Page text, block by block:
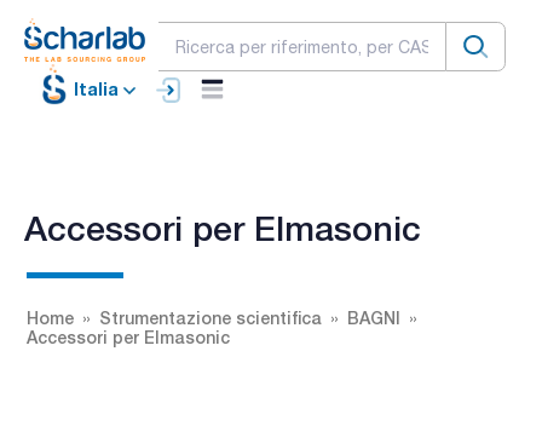
Italia
Accessori per Elmasonic
Home Strumentazione scientifica
BAGNI
Accessori per Elmasonic